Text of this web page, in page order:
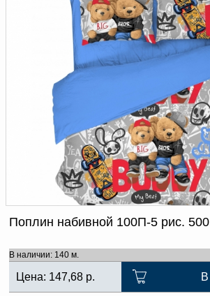
Текстильная галантерея и
фурнитура
Условия работы
Оплата и доставка
Как оформить заказ
Вакансии
Как нас найти
Написать нам
Доверенность на
получение груза
Документы по работе с
персональными данными
Письмо руководителю
Вопросы и ответы
Поплин набивной 100П-5 рис.
В наличии: 140 м.
Цена: 147,68 р. В